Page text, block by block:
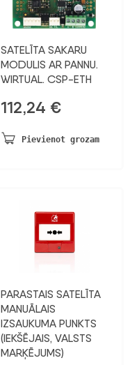
SATELĪTA SAKARU
MODULIS AR PANNU.
WIRTUAL. CSP-ETH
112,24 €
Pievienot grozam
PARASTAIS SATELĪTA
MANUĀLAIS
IZSAUKUMA PUNKTS
(IEKŠĒJAIS, VALSTS
MARĶĒJUMS)